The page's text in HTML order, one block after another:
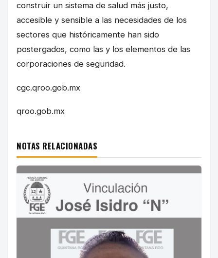
construir un sistema de salud más justo,
accesible y sensible a las necesidades de los
sectores que históricamente han sido
postergados, como las y los elementos de las
corporaciones de seguridad.
cgc.qroo.gob.mx
qroo.gob.mx
NOTAS RELACIONADAS